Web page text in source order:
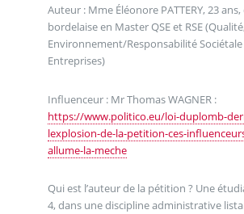
Auteur : Mme Éléonore PATTERY, 23
bordelaise en Master QSE et RSE
Environnement/Responsabilité Sociétale
Entreprises)
Influenceur : Mr Thomas WAGNER :
https://www.politico.eu/loi-duplomb-
lexplosion-de-la-petition-ces-
allume-la-meche
Qui est l’auteur de la pétition ? Une
4, dans une discipline administrative